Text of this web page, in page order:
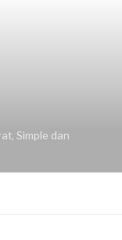
Simple dan